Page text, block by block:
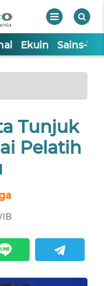
Ekuin Sains-
Tunjuk
Pelatih